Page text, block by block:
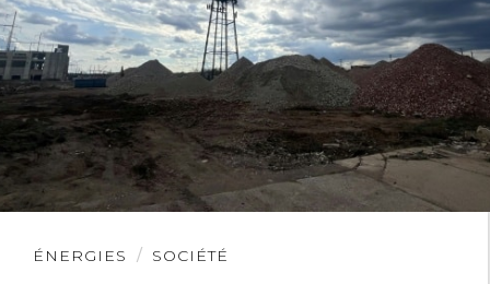
ÉNERGIES SOCIÉTÉ
Lire